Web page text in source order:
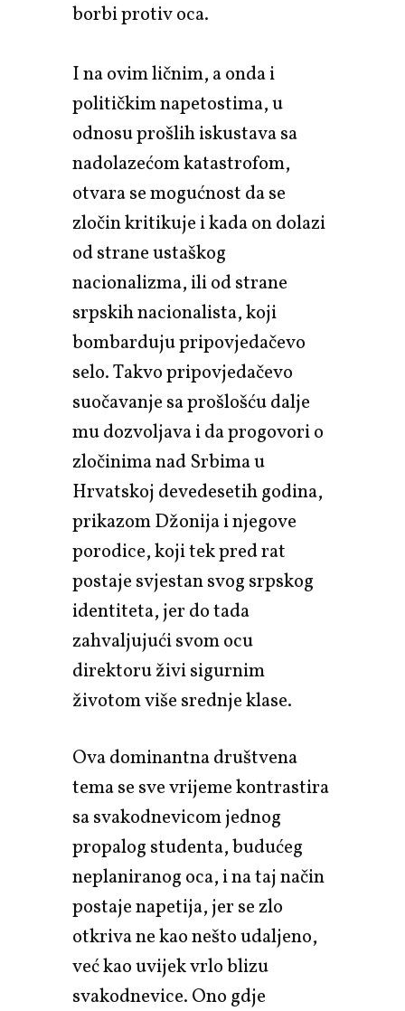
borbi protiv oca.
I na ovim ličnim, a onda i
političkim napetostima, u
odnosu prošlih iskustava sa
nadolazećom katastrofom,
otvara se mogućnost da se
zločin kritikuje i kada on dolazi
od strane ustaškog
nacionalizma, ili od strane
srpskih nacionalista, koji
bombarduju pripovjedačevo
selo. Takvo pripovjedačevo
suočavanje sa prošlošću dalje
mu dozvoljava i da progovori o
zločinima nad Srbima u
Hrvatskoj devedesetih godina,
prikazom Džonija i njegove
porodice, koji tek pred rat
postaje svjestan svog srpskog
identiteta, jer do tada
zahvaljujući svom ocu
direktoru živi sigurnim
životom više srednje klase.
Ova dominantna društvena
tema se sve vrijeme kontrastira
sa svakodnevicom jednog
propalog studenta, budućeg
neplaniranog oca, i na taj način
postaje napetija, jer se zlo
otkriva ne kao nešto udaljeno,
već kao uvijek vrlo blizu
svakodnevice. Ono gdje